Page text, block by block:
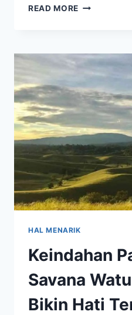
READ MORE PANTAI
KAMU
TIDAK
PULANG:
KOMBA-
KOMBA
WAKEAKEA!
HAL MENARIK
Keindahan
Savana
Bikin Hati